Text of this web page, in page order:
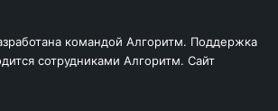
командой Алгоритм. Поддержка
сотрудниками Алгоритм. Сайт